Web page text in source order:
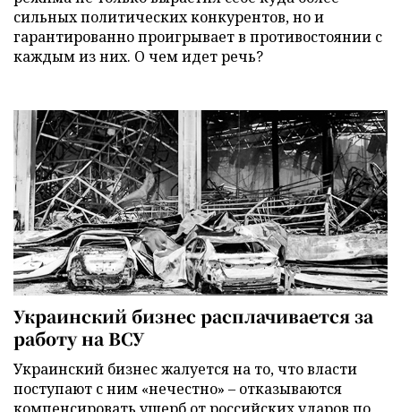
сильных политических конкурентов, но и
гарантированно проигрывает в противостоянии с
каждым из них. О чем идет речь?
Украинский бизнес расплачивается за
работу на ВСУ
Украинский бизнес жалуется на то, что власти
поступают с ним «нечестно» – отказываются